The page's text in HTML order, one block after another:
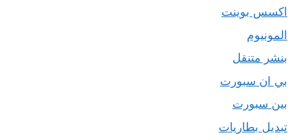
اكسس بوينت
المونيوم
بنشر متنقل
بي ان سبورت
بين سبورت
تبديل بطاريات